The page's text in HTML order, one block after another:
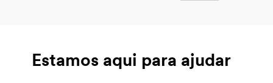
Estamos aqui para ajudar